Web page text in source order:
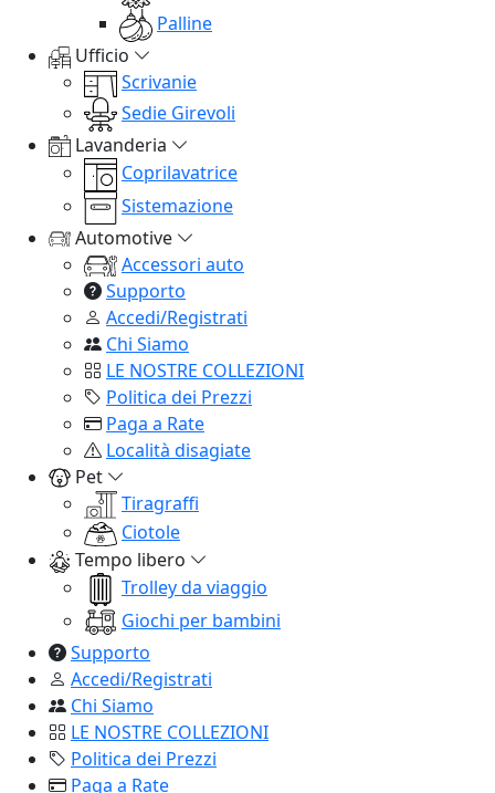
Palline
Ufficio
Scrivanie
Sedie Girevoli
Lavanderia
Coprilavatrice
Sistemazione
Automotive
Accessori auto
Supporto
Accedi/Registrati
Chi Siamo
LE NOSTRE COLLEZIONI
Politica dei Prezzi
Paga a Rate
Località disagiate
Pet
Tiragraffi
Ciotole
Tempo libero
Trolley da viaggio
Giochi per bambini
Supporto
Accedi/Registrati
Chi Siamo
LE NOSTRE COLLEZIONI
Politica dei Prezzi
Paga a Rate